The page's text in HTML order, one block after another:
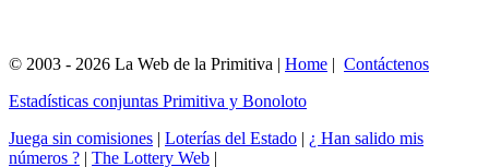
© 2003 - 2026 La Web de la Primitiva | Home | Contáctenos
Estadísticas conjuntas Primitiva y Bonoloto
Juega sin comisiones | Loterías del Estado | ¿ Han salido mis
números ? | The Lottery Web |